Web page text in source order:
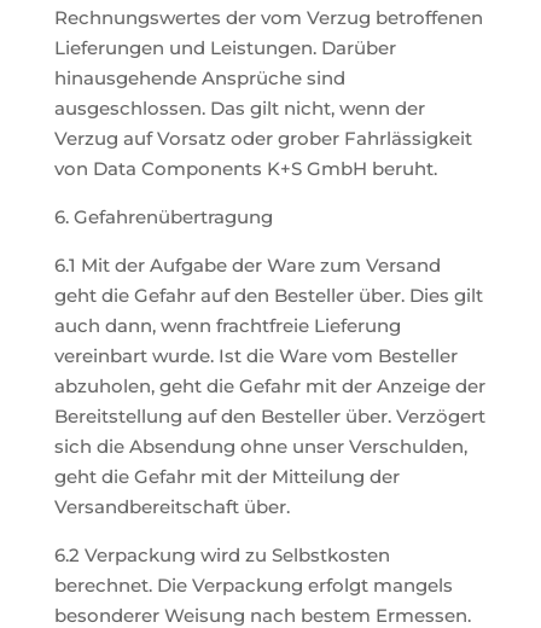
Rechnungswertes der vom Verzug betroffenen
Lieferungen und Leistungen. Darüber
hinausgehende Ansprüche sind
ausgeschlossen. Das gilt nicht, wenn der
Verzug auf Vorsatz oder grober Fahrlässigkeit
von Data Components K+S GmbH beruht.
6. Gefahrenübertragung
6.1 Mit der Aufgabe der Ware zum Versand
geht die Gefahr auf den Besteller über. Dies gilt
auch dann, wenn frachtfreie Lieferung
vereinbart wurde. Ist die Ware vom Besteller
abzuholen, geht die Gefahr mit der Anzeige der
Bereitstellung auf den Besteller über. Verzögert
sich die Absendung ohne unser Verschulden,
geht die Gefahr mit der Mitteilung der
Versandbereitschaft über.
6.2 Verpackung wird zu Selbstkosten
berechnet. Die Verpackung erfolgt mangels
besonderer Weisung nach bestem Ermessen.